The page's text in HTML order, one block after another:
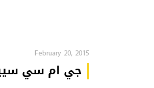
February 20, 2015
جي ام سي سييرا -